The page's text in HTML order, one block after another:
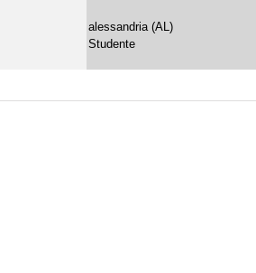
alessandria (AL)
Studente